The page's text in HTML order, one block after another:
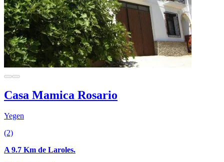
Casa Mamica Rosario
Yegen
(2)
A 9.7 Km de Laroles.